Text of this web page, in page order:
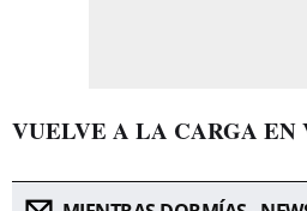
VUELVE A LA CARGA EN